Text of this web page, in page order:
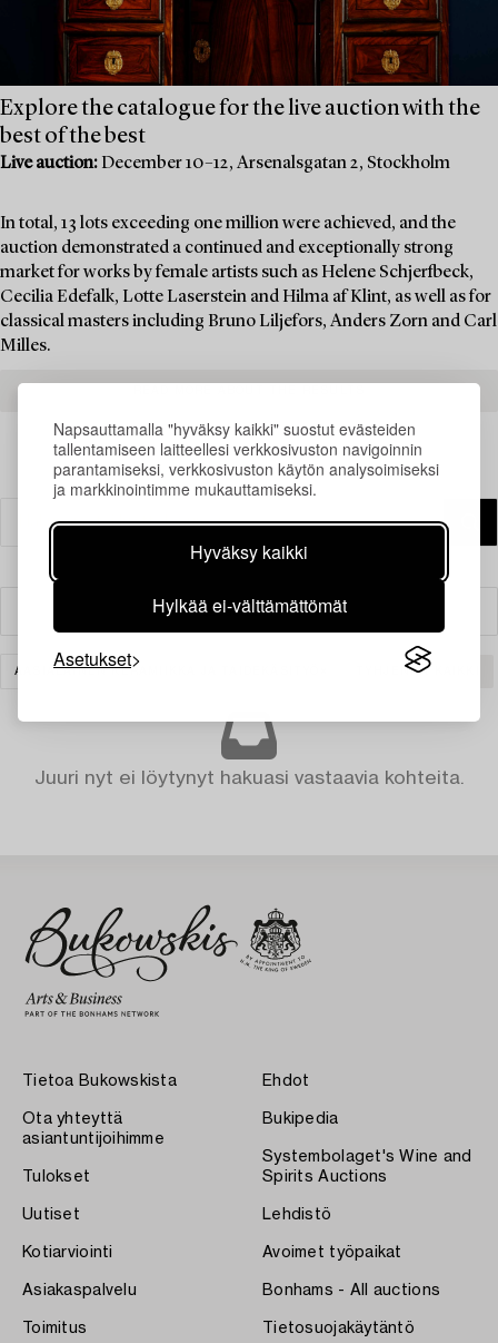
Napsauttamalla "hyväksy kaikki" suostut evästeiden
tallentamiseen laitteellesi verkkosivuston navigoinnin
parantamiseksi, verkkosivuston käytön analysoimiseksi
ja markkinointimme mukauttamiseksi.
Hyväksy kaikki
Hylkää ei-välttämättömät
Asetukset
Explore the catalogue for the live auction with the
best of the best
Live auction: December 10–12, Arsenalsgatan 2, Stockholm
In total, 13 lots exceeding one million were achieved, and the
auction demonstrated a continued and exceptionally strong
market for works by female artists such as Helene Schjerfbeck,
Cecilia Edefalk, Lotte Laserstein and Hilma af Klint, as well as for
classical masters including Bruno Liljefors, Anders Zorn and Carl
Milles.
Suodatin
AASIALAINEN KERAMIIKKA JA TAIDEKÄSITYÖ TYHJENNÄ KAIKKI
Juuri nyt ei löytynyt hakuasi vastaavia kohteita.
Tietoa Bukowskista
Ota yhteyttä
asiantuntijoihimme
Tulokset
Uutiset
Kotiarviointi
Asiakaspalvelu
Toimitus
Ehdot
Bukipedia
Systembolaget's Wine and
Spirits Auctions
Lehdistö
Avoimet työpaikat
Bonhams - All auctions
Tietosuojakäytäntö